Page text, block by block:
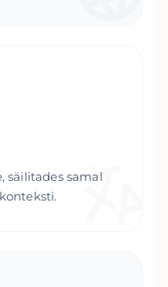
säilitades samal